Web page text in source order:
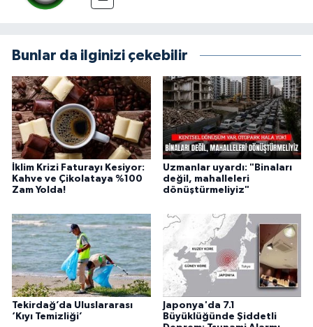
Bunlar da ilginizi çekebilir
İklim Krizi Faturayı Kesiyor:
Kahve ve Çikolataya %100
Zam Yolda!
Uzmanlar uyardı: "Binaları
değil, mahalleleri
dönüştürmeliyiz"
Tekirdağ’da Uluslararası
‘Kıyı Temizliği’
Japonya'da 7.1
Büyüklüğünde Şiddetli